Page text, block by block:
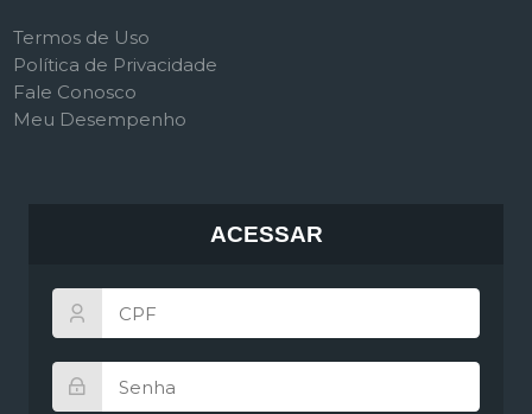
Termos de Uso
Política de Privacidade
Fale Conosco
Meu Desempenho
ACESSAR